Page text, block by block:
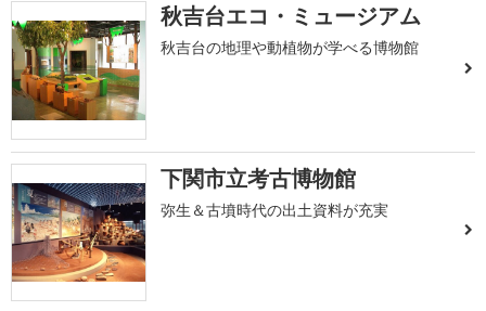
秋吉台エコ・ミュージアム
秋吉台の地理や動植物が学べる博物館
下関市立考古博物館
弥生＆古墳時代の出土資料が充実